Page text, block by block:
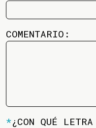
COMENTARIO:
*¿CON QUÉ LETRA